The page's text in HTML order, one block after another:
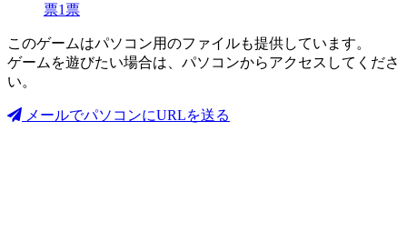
票1 票
このゲームはパソコン用のファイルも提供しています。
ゲームを遊びたい場合は、パソコンからアクセスしてくださ
い。
メールでパソコンにURLを送る